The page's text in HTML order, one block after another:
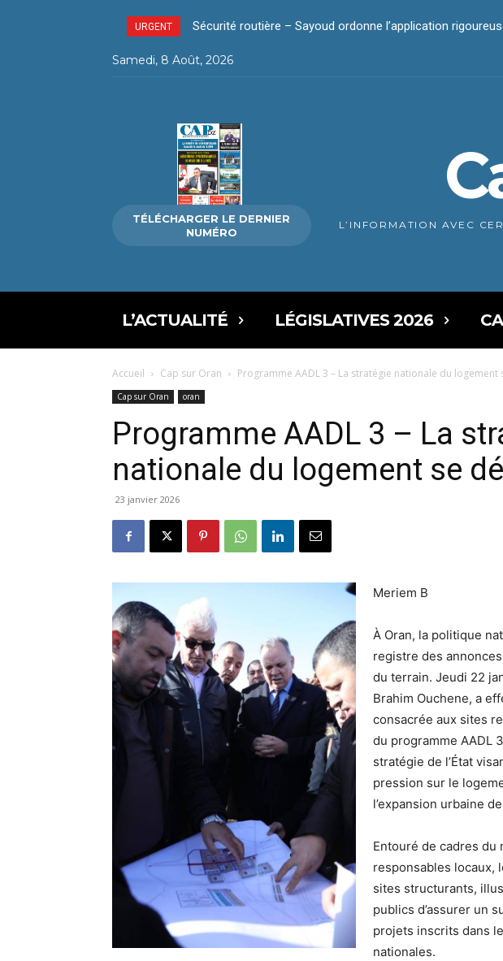
URGENT Sécurité routière – Sayoud ordonne l’application
Samedi, 8 Août, 2026
TÉLÉCHARGER LE DERNIER
NUMÉRO
L’INFORMATION AVEC
L’ACTUALITÉ LÉGISLATIVES 2026
Accueil Cap sur Oran Programme AADL 3 – La stratégie nationale du logement
Cap sur Oran oran
Programme AADL 3 – La
nationale du logement se
23 janvier 2026
Meriem B
À Oran, la politique
registre des
du terrain. Jeudi 22
Brahim Ouchene, a
consacrée aux sites
du programme AADL
stratégie de l’État
pression sur le
l’expansion urbaine
Entouré de cadres du
responsables locaux,
sites structurants,
publics d’assurer un
projets inscrits dans
nationales.